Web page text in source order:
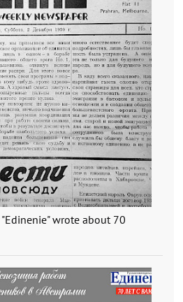
wrote about 70